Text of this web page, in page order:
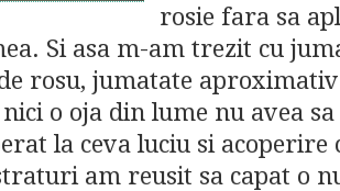
rosie fara sa
Si asa m-am trezit cu
rosu, jumatate
o oja din lume nu avea
la ceva luciu si acoperire
am reusit sa capat o